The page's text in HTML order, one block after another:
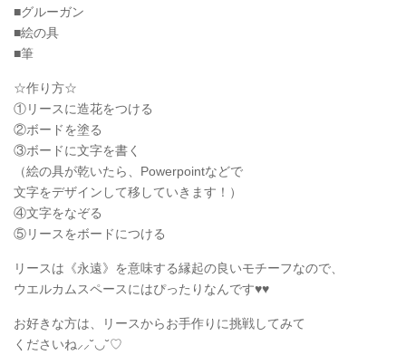
■グルーガン
■絵の具
■筆
☆作り方☆
①リースに造花をつける
②ボードを塗る
③ボードに文字を書く
（絵の具が乾いたら、Powerpointなどで
文字をデザインして移していきます！）
④文字をなぞる
⑤リースをボードにつける
リースは《永遠》を意味する縁起の良いモチーフなので、
ウエルカムスペースにはぴったりなんです♥♥
お好きな方は、リースからお手作りに挑戦してみて
くださいね⸝⸝˘◡˘♡